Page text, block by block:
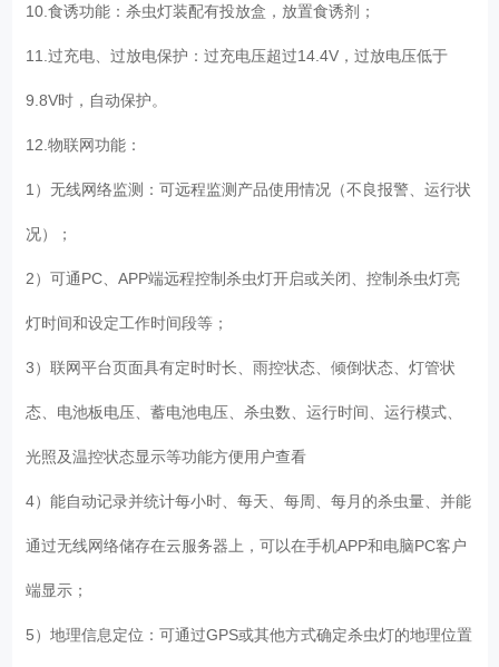
10.食诱功能：杀虫灯装配有投放盒，放置食诱剂；
11.过充电、过放电保护：过充电压超过14.4V，过放电压低于
9.8V时，自动保护。
12.物联网功能：
1）无线网络监测：可远程监测产品使用情况（不良报警、运行状
况）；
2）可通PC、APP端远程控制杀虫灯开启或关闭、控制杀虫灯亮
灯时间和设定工作时间段等；
3）联网平台页面具有定时时长、雨控状态、倾倒状态、灯管状
态、电池板电压、蓄电池电压、杀虫数、运行时间、运行模式、
光照及温控状态显示等功能方便用户查看
4）能自动记录并统计每小时、每天、每周、每月的杀虫量、并能
通过无线网络储存在云服务器上，可以在手机APP和电脑PC客户
端显示；
5）地理信息定位：可通过GPS或其他方式确定杀虫灯的地理位置